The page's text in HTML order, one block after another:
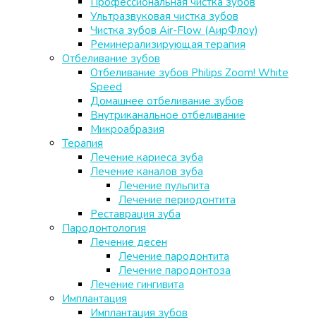
Ультразвуковая чистка зубов
Чистка зубов Air-Flow (АирФлоу)
Реминерализирующая терапия
Отбеливание зубов
Отбеливание зубов Philips Zoom! White
Speed
Домашнее отбеливание зубов
Внутриканальное отбеливание
Микроабразия
Терапия
Лечение кариеса зуба
Лечение каналов зуба
Лечение пульпита
Лечение периодонтита
Реставрация зуба
Пародонтология
Лечение десен
Лечение пародонтита
Лечение пародонтоза
Лечение гингивита
Имплантация
Имплантация зубов